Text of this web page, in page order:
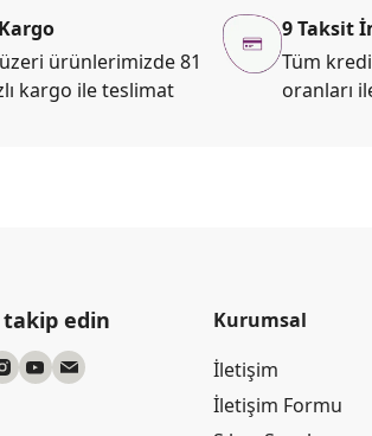
ürünlerimizde 81
kargo ile teslimat
9 Taksit
Tüm
oranları
takip edin
Kurumsal
İletişim
İletişim Formu